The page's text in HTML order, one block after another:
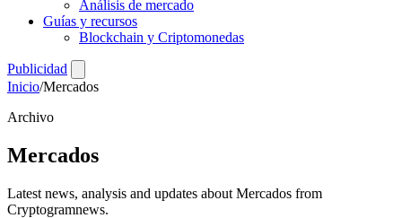
Análisis de mercado
Guías y recursos
Blockchain y Criptomonedas
Publicidad
Inicio/Mercados
Archivo
Mercados
Latest news, analysis and updates about Mercados from
Cryptogramnews.